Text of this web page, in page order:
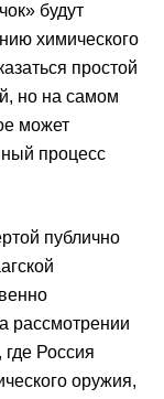
будут
химического
простой
но на самом
может
процесс
публично
рассмотрении
Россия
оружия,